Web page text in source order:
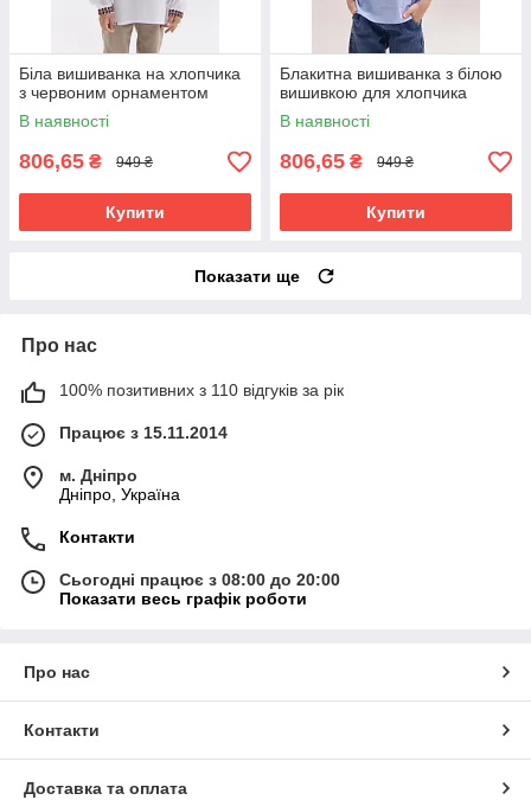
Біла вишиванка на хлопчика
з червоним орнаментом
В наявності
806,65 ₴ 949 ₴
Купити
Блакитна вишиванка з білою
вишивкою для хлопчика
В наявності
806,65 ₴ 949 ₴
Купити
Показати ще
Про нас
100% позитивних з 110 відгуків за рік
Працює з 15.11.2014
м. Дніпро
Дніпро, Україна
Контакти
Сьогодні працює з 08:00 до 20:00
Показати весь графік роботи
Про нас
Контакти
Доставка та оплата